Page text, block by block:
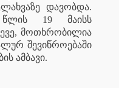
დავობდა.
წლის 19 მაისს
მოთხრობილია
შევიწროებაში
ამბავი.